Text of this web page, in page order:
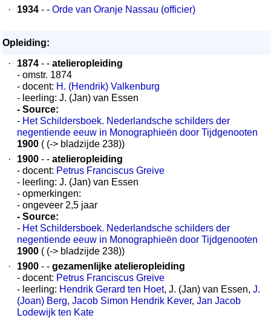
·
1934 - - Orde van Oranje Nassau (officier)
Opleiding:
·
1874 - - atelieropleiding
- omstr. 1874
- docent: H. (Hendrik) Valkenburg
- leerling: J. (Jan) van Essen
- Source:
- Het Schildersboek. Nederlandsche schilders der
negentiende eeuw in Monographieën door Tijdgenooten
1900 ( (-> bladzijde 238))
·
1900 - - atelieropleiding
- docent: Petrus Franciscus Greive
- leerling: J. (Jan) van Essen
- opmerkingen:
- ongeveer 2,5 jaar
- Source:
- Het Schildersboek. Nederlandsche schilders der
negentiende eeuw in Monographieën door Tijdgenooten
1900 ( (-> bladzijde 238))
·
1900 - - gezamenlijke atelieropleiding
- docent: Petrus Franciscus Greive
- leerling: Hendrik Gerard ten Hoet, J. (Jan) van Essen, J.
(Joan) Berg, Jacob Simon Hendrik Kever, Jan Jacob
Lodewijk ten Kate